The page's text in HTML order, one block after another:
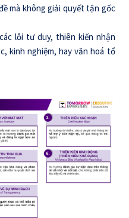
mà không giải quyết tận gốc
lỗi tư duy, thiên kiến nhận
kinh nghiệm, hay văn hoá tổ